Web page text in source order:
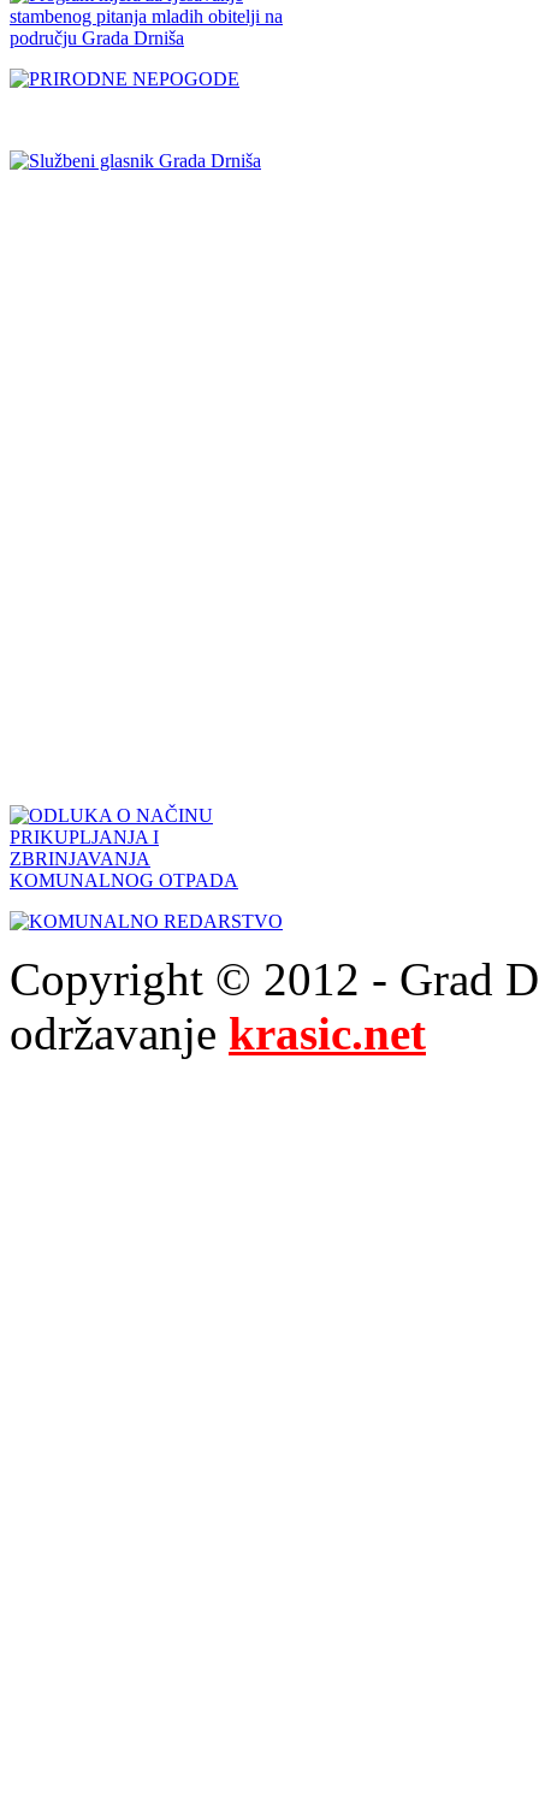
Copyright © 2012 - Grad
održavanje krasic.net